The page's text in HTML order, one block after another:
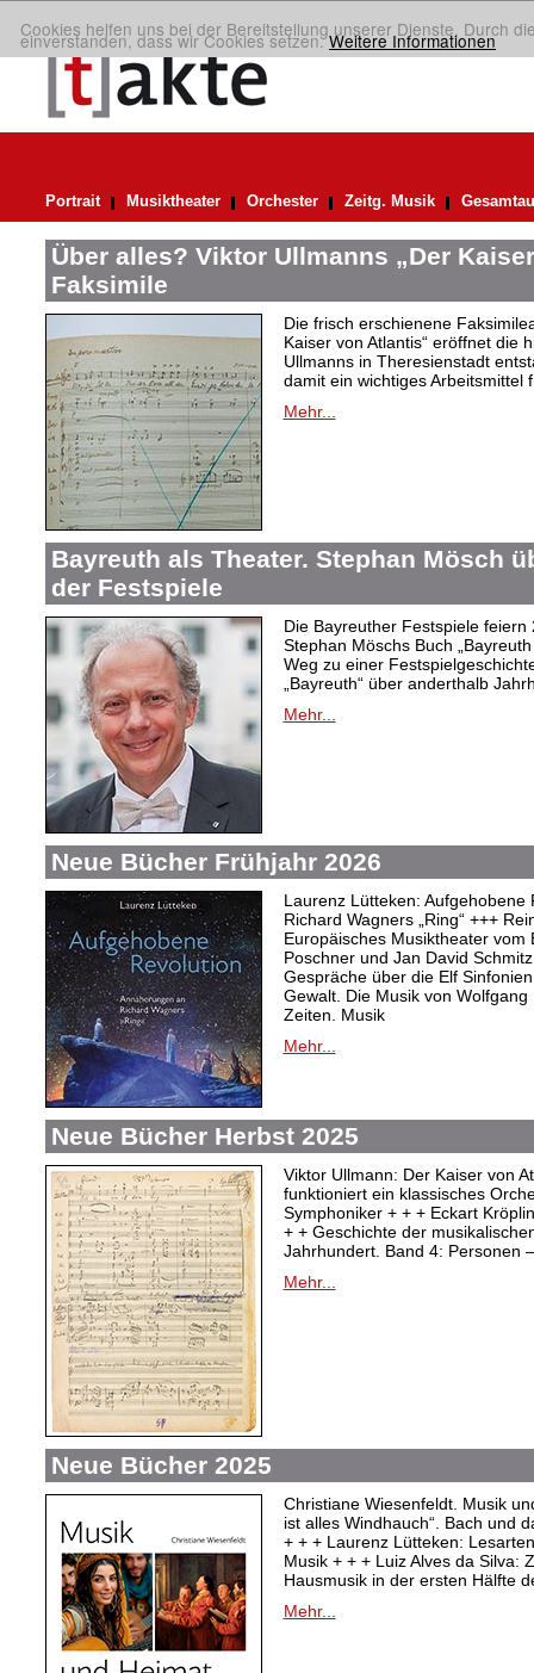
Cookies helfen uns bei der Bereitstellung unserer Dienste. Durch
einverstanden, dass wir Cookies setzen.Weitere Informationen
Portrait Musiktheater Orchester Zeitg. Musik
Über alles? Viktor Ullmanns „Der
Faksimile
Die frisch erschienene
Kaiser von Atlantis“ eröffnet die
Ullmanns in Theresienstadt
damit ein wichtiges Arbeitsmittel
Mehr...
Bayreuth als Theater. Stephan Mösch
der Festspiele
Die Bayreuther Festspiele
Stephan Möschs Buch
Weg zu einer
„Bayreuth“ über anderthalb
Mehr...
Neue Bücher Frühjahr 2026
Laurenz Lütteken: Aufgehobene
Richard Wagners „Ring“ +++
Europäisches Musiktheater vom
Poschner und Jan David
Gespräche über die Elf
Gewalt. Die Musik von
Zeiten. Musik
Mehr...
Neue Bücher Herbst 2025
Viktor Ullmann: Der Kaiser von
funktioniert ein klassisches
Symphoniker + + + Eckart
+ + Geschichte der
Jahrhundert. Band 4: Personen
Mehr...
Neue Bücher 2025
Christiane Wiesenfeldt. Musik
ist alles Windhauch“. Bach und
+ + + Laurenz Lütteken:
Musik + + + Luiz Alves da Silva:
Hausmusik in der ersten Hälfte
Mehr...